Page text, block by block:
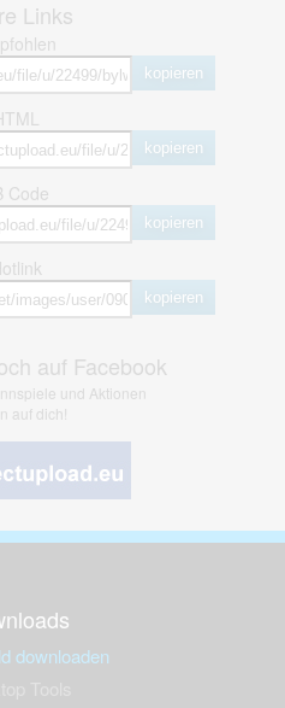
Links
kopieren
kopieren
Code
kopieren
kopieren
auf Facebook
und Aktionen
auf dich!
downloaden